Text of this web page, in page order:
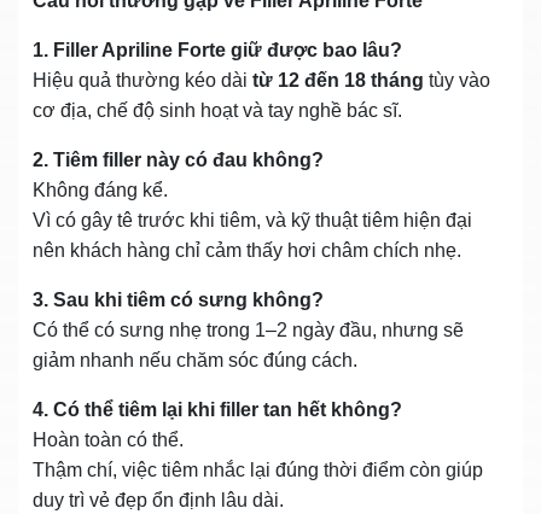
1. Filler Apriline Forte giữ được bao lâu?
Hiệu quả thường kéo dài từ 12 đến 18 tháng tùy vào
cơ địa, chế độ sinh hoạt và tay nghề bác sĩ.
2. Tiêm filler này có đau không?
Không đáng kể.
Vì có gây tê trước khi tiêm, và kỹ thuật tiêm hiện đại
nên khách hàng chỉ cảm thấy hơi châm chích nhẹ.
3. Sau khi tiêm có sưng không?
Có thể có sưng nhẹ trong 1–2 ngày đầu, nhưng sẽ
giảm nhanh nếu chăm sóc đúng cách.
4. Có thể tiêm lại khi filler tan hết không?
Hoàn toàn có thể.
Thậm chí, việc tiêm nhắc lại đúng thời điểm còn giúp
duy trì vẻ đẹp ổn định lâu dài.